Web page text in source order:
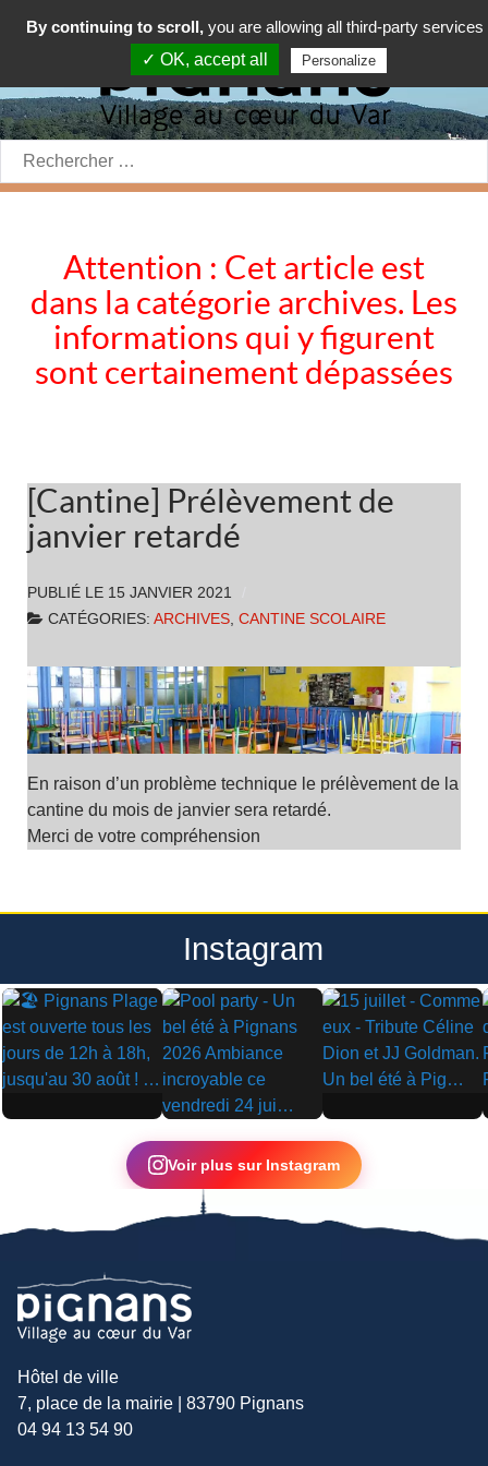
Rechercher:
Attention : Cet article est
dans la catégorie archives. Les
informations qui y figurent
sont certainement dépassées
[Cantine] Prélèvement de
janvier retardé
PUBLIÉ LE 15 JANVIER 2021
CATÉGORIES: ARCHIVES, CANTINE SCOLAIRE
En raison d’un problème technique le prélèvement de la
cantine du mois de janvier sera retardé.
Merci de votre compréhension
Instagram
▶
▶
▶
Voir plus sur Instagram
Hôtel de ville
7, place de la mairie | 83790 Pignans
04 94 13 54 90
By continuing to scroll, you are allowing all third-party services
✓ OK, accept all
Personalize